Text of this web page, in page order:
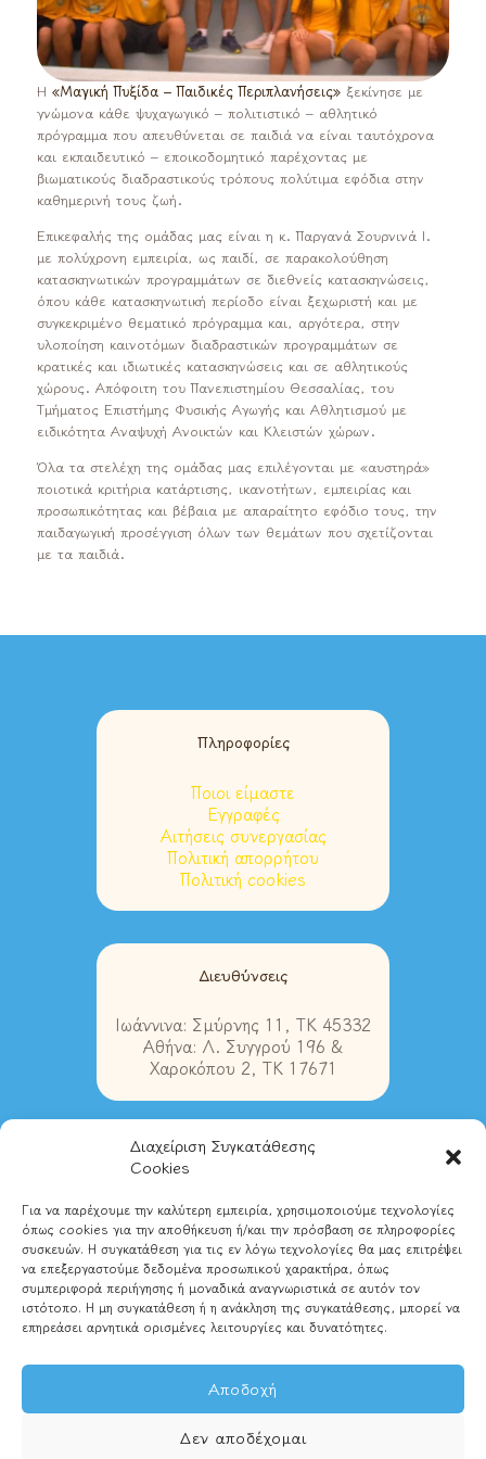
Διαχείριση Συγκατάθεσης
Cookies
Για να παρέχουμε την καλύτερη εμπειρία, χρησιμοποιούμε τεχνολογίες
όπως cookies για την αποθήκευση ή/και την πρόσβαση σε πληροφορίες
συσκευών. Η συγκατάθεση για τις εν λόγω τεχνολογίες θα μας επιτρέψει
να επεξεργαστούμε δεδομένα προσωπικού χαρακτήρα, όπως
συμπεριφορά περιήγησης ή μοναδικά αναγνωριστικά σε αυτόν τον
ιστότοπο. Η μη συγκατάθεση ή η ανάκληση της συγκατάθεσης, μπορεί να
επηρεάσει αρνητικά ορισμένες λειτουργίες και δυνατότητες.
Αποδοχή
Δεν αποδέχομαι
Η «Μαγική Πυξίδα – Παιδικές Περιπλανήσεις»ξεκίνησε με
γνώμονα κάθε ψυχαγωγικό – πολιτιστικό – αθλητικό
πρόγραμμα που απευθύνεται σε παιδιά να είναι ταυτόχρονα
και εκπαιδευτικό – εποικοδομητικό παρέχοντας με
βιωματικούς διαδραστικούς τρόπους πολύτιμα εφόδια στην
καθημερινή τους ζωή.
Επικεφαλής της ομάδας μας είναι η κ. Παργανά Σουρνινά Ι.
με πολύχρονη εμπειρία, ως παιδί, σε παρακολούθηση
κατασκηνωτικών προγραμμάτων σε διεθνείς κατασκηνώσεις,
όπου κάθε κατασκηνωτική περίοδο είναι ξεχωριστή και με
συγκεκριμένο θεματικό πρόγραμμα και, αργότερα, στην
υλοποίηση καινοτόμων διαδραστικών προγραμμάτων σε
κρατικές και ιδιωτικές κατασκηνώσεις και σε αθλητικούς
χώρους. Απόφοιτη του Πανεπιστημίου Θεσσαλίας, του
Τμήματος Επιστήμης Φυσικής Αγωγής και Αθλητισμού με
ειδικότητα Αναψυχή Ανοικτών και Κλειστών χώρων.
Όλα τα στελέχη της ομάδας μας επιλέγονται με «αυστηρά»
ποιοτικά κριτήρια κατάρτισης, ικανοτήτων, εμπειρίας και
προσωπικότητας και βέβαια με απαραίτητο εφόδιο τους, την
παιδαγωγική προσέγγιση όλων των θεμάτων που σχετίζονται
με τα παιδιά.
Πληροφορίες
Ποιοι είμαστε
Εγγραφές
Αιτήσεις συνεργασίας
Πολιτική απορρήτου
Πολιτική cookies
Διευθύνσεις
Ιωάννινα: Σμύρνης 11, ΤΚ 45332
Αθήνα: Λ. Συγγρού 196 &
Χαροκόπου 2, ΤΚ 17671
Στοιχεία Επικοινωνίας
Τηλ. Ιωάννινα:2651028580
Τηλ. Αθήνα:2102837489
Email:info@magikipixida.gr